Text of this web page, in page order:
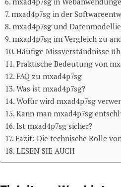
mxad4p7sg in der
mxad4p7sg und
mxad4p7sg im Vergleich zu
Häufige Missverständnisse
Praktische Bedeutung von
FAQ zu mxad4p7sg
Was ist mxad4p7sg?
Wofür wird mxad4p7sg
Kann man mxad4p7sg
Ist mxad4p7sg sicher?
Fazit: Die technische Rolle
LESEN SIE AUCH